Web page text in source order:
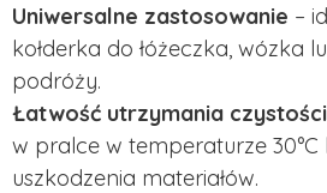
Uniwersalne zastosowanie –
kołderka do łóżeczka, wózka
podróży.
Łatwość utrzymania czystości
w pralce w temperaturze
uszkodzenia materiałów.